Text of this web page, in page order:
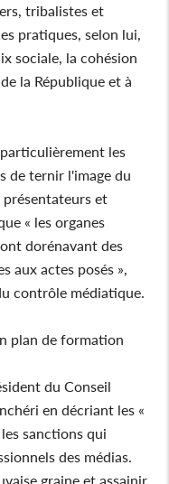
tribalistes et
pratiques, selon lui,
sociale, la cohésion
la République et à
les
de ternir l'image du
présentateurs et
« les organes
dorénavant des
aux actes posés »,
contrôle médiatique.
plan de formation
du Conseil
en décriant les «
sanctions qui
des médias.
graine et assainir